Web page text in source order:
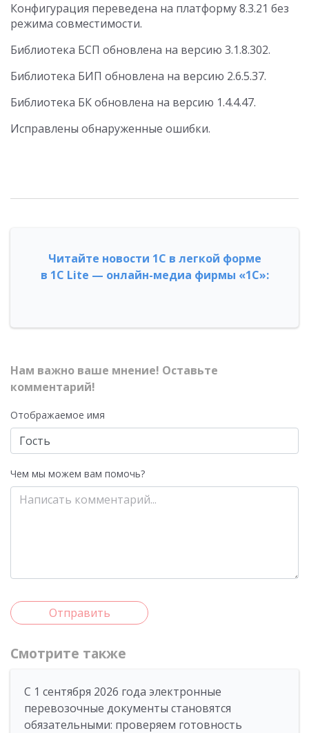
Конфигурация переведена на платформу 8.3.21 без
режима совместимости.
Библиотека БСП обновлена на версию 3.1.8.302.
Библиотека БИП обновлена на версию 2.6.5.37.
Библиотека БК обновлена на версию 1.4.4.47.
Исправлены обнаруженные ошибки.
Читайте новости 1С в легкой форме
в 1С Lite — онлайн-медиа фирмы «1С»:
Нам важно ваше мнение! Оставьте
комментарий!
Отображаемое имя
Чем мы можем вам помочь?
Отправить
Смотрите также
С 1 сентября 2026 года электронные
перевозочные документы становятся
обязательными: проверяем готовность